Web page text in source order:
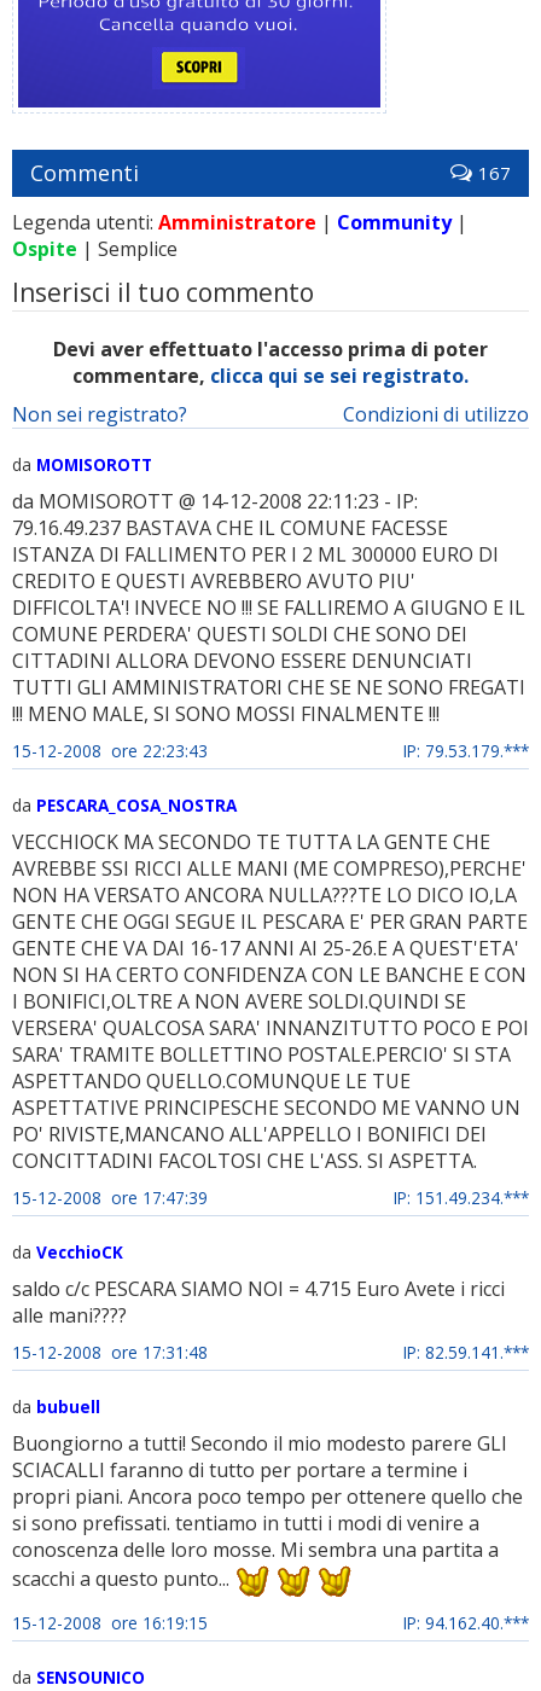
Commenti 167
Legenda utenti: Amministratore | Community|
Ospite | Semplice
Inserisci il tuo commento
Devi aver effettuato l'accesso prima di poter
commentare, clicca qui se sei registrato.
Condizioni di utilizzo
Non sei registrato?
da MOMISOROTT
da MOMISOROTT @ 14-12-2008 22:11:23 - IP:
79.16.49.237 BASTAVA CHE IL COMUNE FACESSE
ISTANZA DI FALLIMENTO PER I 2 ML 300000 EURO DI
CREDITO E QUESTI AVREBBERO AVUTO PIU'
DIFFICOLTA'! INVECE NO !!! SE FALLIREMO A GIUGNO E IL
COMUNE PERDERA' QUESTI SOLDI CHE SONO DEI
CITTADINI ALLORA DEVONO ESSERE DENUNCIATI
TUTTI GLI AMMINISTRATORI CHE SE NE SONO FREGATI
!!! MENO MALE, SI SONO MOSSI FINALMENTE !!!
15-12-2008 ore 22:23:43 IP: 79.53.179.***
da PESCARA_COSA_NOSTRA
VECCHIOCK MA SECONDO TE TUTTA LA GENTE CHE
AVREBBE SSI RICCI ALLE MANI (ME COMPRESO),PERCHE'
NON HA VERSATO ANCORA NULLA???TE LO DICO IO,LA
GENTE CHE OGGI SEGUE IL PESCARA E' PER GRAN PARTE
GENTE CHE VA DAI 16-17 ANNI AI 25-26.E A QUEST'ETA'
NON SI HA CERTO CONFIDENZA CON LE BANCHE E CON
I BONIFICI,OLTRE A NON AVERE SOLDI.QUINDI SE
VERSERA' QUALCOSA SARA' INNANZITUTTO POCO E POI
SARA' TRAMITE BOLLETTINO POSTALE.PERCIO' SI STA
ASPETTANDO QUELLO.COMUNQUE LE TUE
ASPETTATIVE PRINCIPESCHE SECONDO ME VANNO UN
PO' RIVISTE,MANCANO ALL'APPELLO I BONIFICI DEI
CONCITTADINI FACOLTOSI CHE L'ASS. SI ASPETTA.
15-12-2008 ore 17:47:39 IP: 151.49.234.***
da VecchioCK
saldo c/c PESCARA SIAMO NOI = 4.715 Euro Avete i ricci
alle mani????
15-12-2008 ore 17:31:48 IP: 82.59.141.***
da bubuell
Buongiorno a tutti! Secondo il mio modesto parere GLI
SCIACALLI faranno di tutto per portare a termine i
propri piani. Ancora poco tempo per ottenere quello che
si sono prefissati. tentiamo in tutti i modi di venire a
conoscenza delle loro mosse. Mi sembra una partita a
scacchi a questo punto...
15-12-2008 ore 16:19:15 IP: 94.162.40.***
da SENSOUNICO